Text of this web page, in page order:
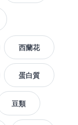
西蘭花
蛋白質
豆類